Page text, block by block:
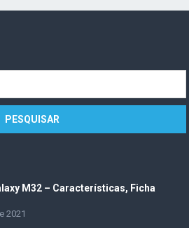
M32 – Características, Ficha
2021